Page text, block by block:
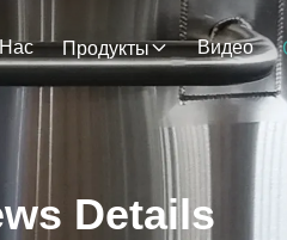
Продукты Видео
Details